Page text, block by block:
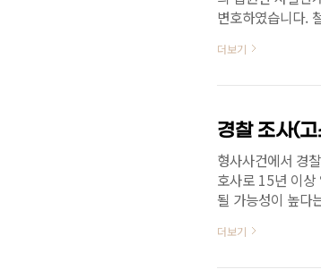
변호하였습니다.
혐의가 없다는 취
다. 혼자 해결하
세..
더보기
형사사건에서 경
호사로 15년 이상
될 가능성이 높다
하거나 적어도 조
더보기